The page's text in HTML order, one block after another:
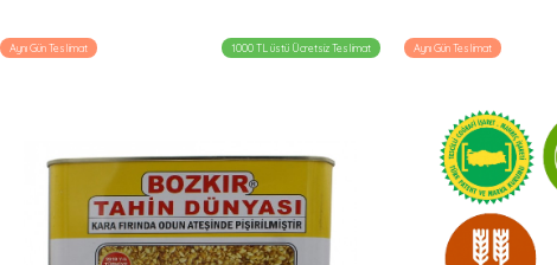
Aynı Gün Teslimat 1000 TL üstü Ücretsiz Teslimat Aynı Gün Teslimat